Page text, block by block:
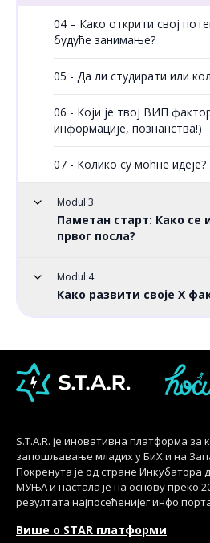
04 – Како открити свој
будуће занимање?
05 - Да ли студирати или
06 - Који је твој ВИП
информације, познанства!)
07 - Колико су моћне идеје?
Modul 3
Паметан старт: Како се
првог посла?
Modul 4
Како развити своје X
S.T.A.R. је иновативна платформа за
запошљавање младих у БиХ и на
Покренута је од стране Инкубатора
МУЊА и настала је на основу преко
резултата најпосећенијег инфо
Више о STAR платформи